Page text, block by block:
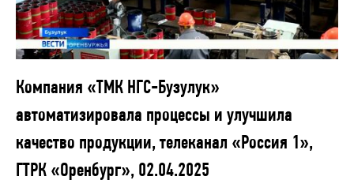
Компания «ТМК НГС-Бузулук»
автоматизировала процессы и улучшила
качество продукции, телеканал «Россия 1»,
ГТРК «Оренбург», 02.04.2025